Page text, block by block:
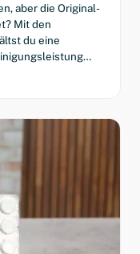
aber die Original-
Mit den
du eine